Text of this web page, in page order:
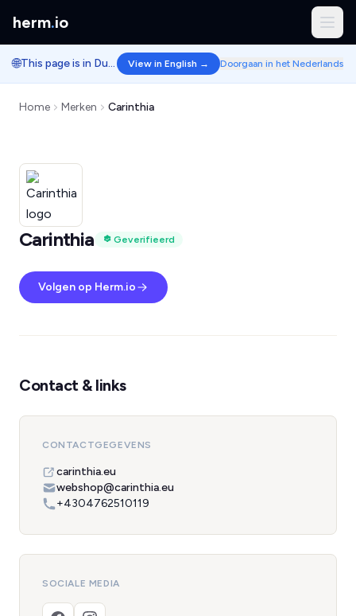
herm.io
🌐 This page is in Dutch. View in English → Doorgaan in het Nederlands
Home Merken Carinthia
Carinthia Geverifieerd
Volgen op Herm.io
Contact & links
CONTACTGEGEVENS
carinthia.eu
webshop@carinthia.eu
+4304762510119
SOCIALE MEDIA